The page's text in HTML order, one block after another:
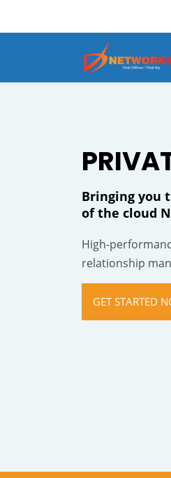
Bringing you
of the cloud
High-
relationship
GET STARTED